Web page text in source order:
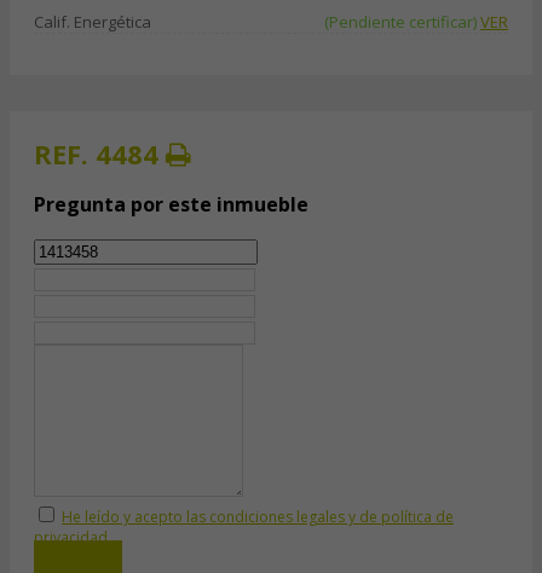
Calif. Energética
(Pendiente certificar)VER
REF. 4484
Pregunta por este inmueble
He leído y acepto las condiciones legales y de política de
privacidad